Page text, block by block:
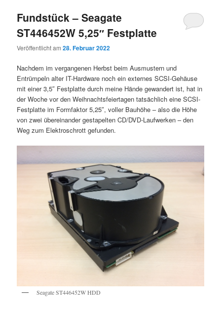
Fundstück – Seagate
ST446452W 5,25″ Festplatte
Veröffentlicht am28. Februar 2022
Nachdem im vergangenen Herbst beim Ausmustern und
Entrümpeln alter IT-Hardware noch ein externes SCSI-Gehäuse
mit einer 3,5″ Festplatte durch meine Hände gewandert ist, hat in
der Woche vor den Weihnachtsfeiertagen tatsächlich eine SCSI-
Festplatte im Formfaktor 5,25″, voller Bauhöhe – also die Höhe
von zwei übereinander gestapelten CD/DVD-Laufwerken – den
Weg zum Elektroschrott gefunden.
Seagate ST446452W HDD